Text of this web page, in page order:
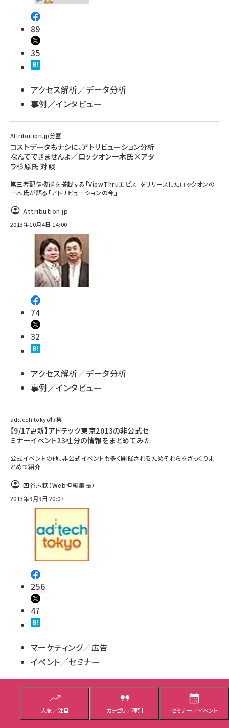
人気／注目 カテゴリ／種別 セミナー／イベント
89
35
アクセス解析／データ分析
事例／インタビュー
Attribution.jp分室
コストデータもナシに、アトリビューション分析
なんてできませんよ／ロックオン一木氏×アタ
ラ杉原氏 対談
第三者配信機能を搭載する「ViewThruエビス」をリリースしたロックオンの
一木氏が語る「アトリビューションの今」
Attribution.jp
2013年10月4日 14:00
74
32
アクセス解析／データ分析
事例／インタビュー
ad:tech tokyo特集
【9/17更新】アドテック東京2013の非公式セ
ミナーイベント23社分の情報をまとめてみた
公式イベントの他、非公式イベントも多く開催されるためそれらをざっくりま
とめて紹介
四谷志穂（Web担編集長）
2013年9月9日 20:07
256
47
マーケティング／広告
イベント／セミナー
Yahoo!タグマネージャーのここがスゴイ、実
践！ タグマネジメント入門
Yahoo!タグマネージャーの特徴や実装のポイントを解説